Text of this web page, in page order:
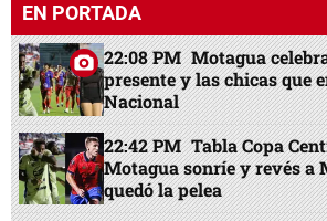
EN PORTADA
22:08 PM Motagua
presente y las chicas que
Nacional
22:42 PM Tabla Copa
Motagua sonríe y revés a
quedó la pelea